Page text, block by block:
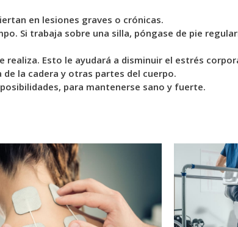
en lesiones graves o crónicas.
Si trabaja sobre una silla, póngase de pie
realiza. Esto le ayudará a disminuir el estrés
la cadera y otras partes del cuerpo.
para mantenerse sano y fuerte.